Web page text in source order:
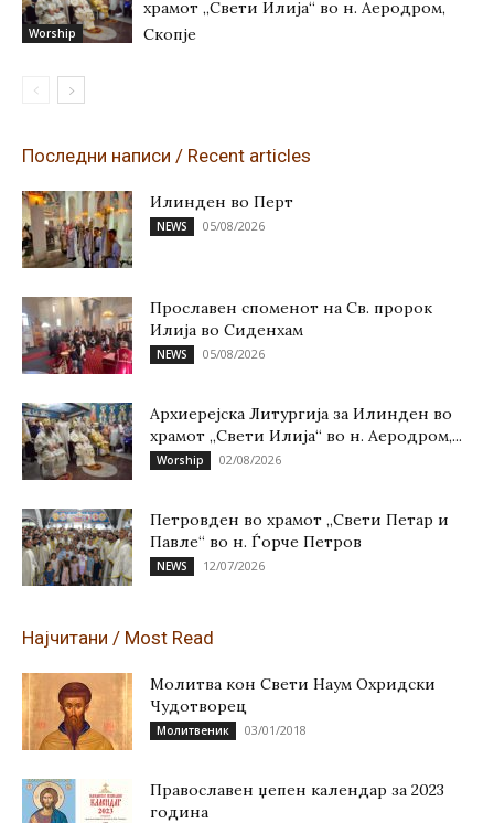
Worship
храмот „Свети Илија“ во н. Аеродром,
Скопје
Последни написи / Recent articles
Илинден во Перт
NEWS 05/08/2026
Прославен споменот на Св. пророк
Илија во Сиденхам
NEWS 05/08/2026
Архиерејска Литургија за Илинден во
храмот „Свети Илија“ во н. Аеродром,...
Worship 02/08/2026
Петровден во храмот „Свети Петар и
Павле“ во н. Ѓорче Петров
NEWS 12/07/2026
Најчитани / Most Read
Молитва кон Свети Наум Охридски
Чудотворец
Молитвеник 03/01/2018
Православен џепен календар за 2023
година